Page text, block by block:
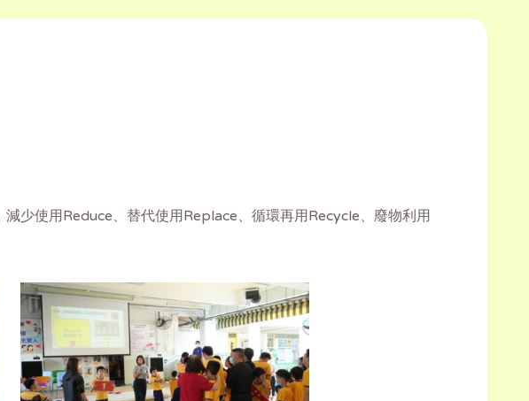
少使用Reduce、替代使用Replace、循環再用Recycle、廢物利用